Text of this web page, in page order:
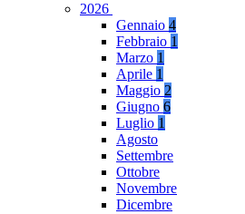
2026
Gennaio 4
Febbraio 1
Marzo 1
Aprile 1
Maggio 2
Giugno 6
Luglio 1
Agosto
Settembre
Ottobre
Novembre
Dicembre